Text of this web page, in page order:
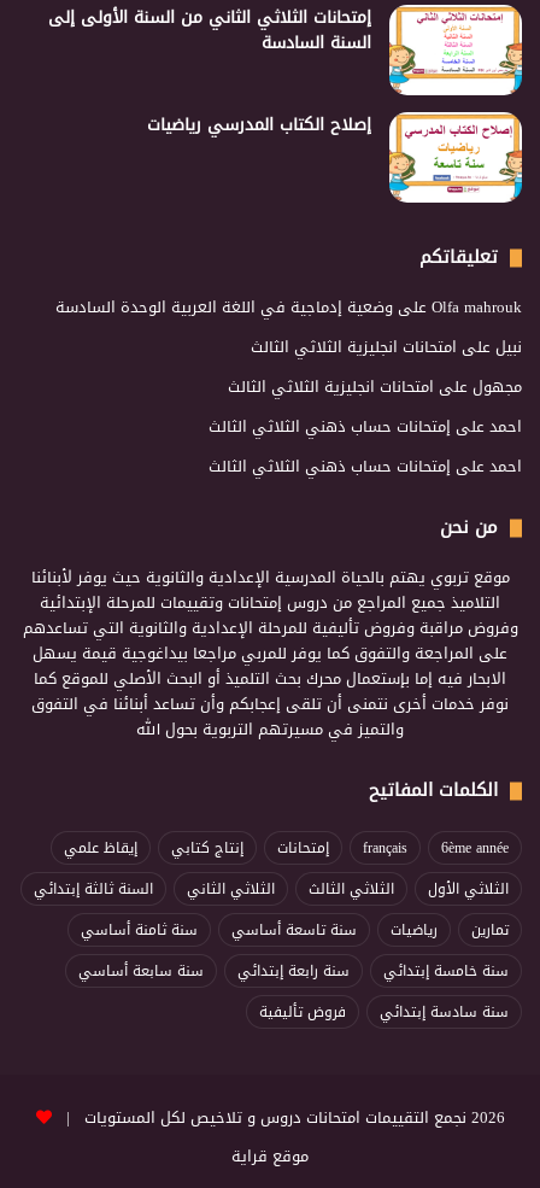
إمتحانات الثلاثي الثاني من السنة الأولى إلى
السنة السادسة
إصلاح الكتاب المدرسي رياضيات
تعليقاتكم
Olfa mahroukعلى وضعية إدماجية في اللغة العربية الوحدة السادسة
نبيلعلى امتحانات انجليزية الثلاثي الثالث
مجهولعلى امتحانات انجليزية الثلاثي الثالث
احمدعلى إمتحانات حساب ذهني الثلاثي الثالث
احمدعلى إمتحانات حساب ذهني الثلاثي الثالث
من نحن
موقع تربوي يهتم بالحياة المدرسية الإعدادية والثانوية حيث يوفر لأبنائنا
التلاميذ جميع المراجع من دروس إمتحانات وتقييمات للمرحلة الإبتدائية
وفروض مراقبة وفروض تأليفية للمرحلة الإعدادية والثانوية التي تساعدهم
على المراجعة والتفوق كما يوفر للمربي مراجعا بيداغوجية قيمة يسهل
الابحار فيه إما بإستعمال محرك بحث التلميذ أو البحث الأصلي للموقع كما
نوفر خدمات أخرى نتمنى أن تلقى إعجابكم وأن تساعد أبنائنا في التفوق
والتميز في مسيرتهم التربوية بحول الله
الكلمات المفاتيح
6ème année
français إمتحانات إنتاج كتابي
إيقاظ علمي
الثلاثي الأول
الثلاثي الثالث الثلاثي الثاني
السنة ثالثة إبتدائي
تمارين
رياضيات سنة تاسعة أساسي
سنة ثامنة أساسي
سنة خامسة إبتدائي
سنة رابعة إبتدائي
سنة سابعة أساسي
سنة سادسة إبتدائي
فروض تأليفية
2026 نجمع التقييمات امتحانات دروس و تلاخيص لكل المستويات |
موقع قراية